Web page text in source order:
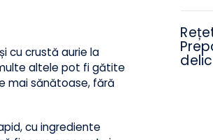
și cu crustă aurie la
și multe altele pot fi gătite